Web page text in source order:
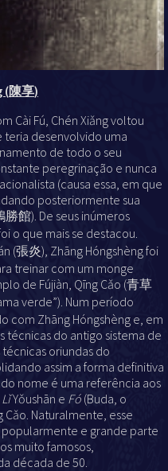
(陳享)
Cài Fú, Chén Xiǎng voltou
teria desenvolvido uma
de todo o seu
peregrinação e nunca
(causa essa, em que
posteriormente sua
館). De seus inúmeros
o que mais se destacou.
(張炎), Zhāng Hóngshèng foi
treinar com um monge
de Fújiàn, Qīng Cǎo (青草
verde”). Num período
com Zhāng Hóngshèng e, em
técnicas do antigo sistema de
oriundas do
assim a forma definitiva
nome é uma referência aos
LǐYǒushān e Fó (Buda, o
Naturalmente, esse
e grande parte
muito famosos,
década de 50.